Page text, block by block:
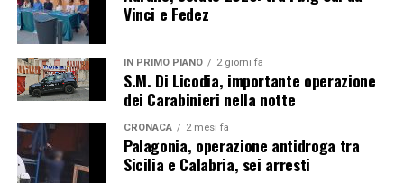
Vinci e Fedez
IN PRIMO PIANO 2 giorni fa
S.M. Di Licodia, importante operazione
dei Carabinieri nella notte
CRONACA 2 mesi fa
Palagonia, operazione antidroga tra
Sicilia e Calabria, sei arresti